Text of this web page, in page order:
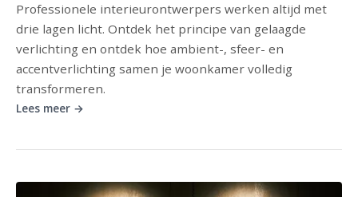
Professionele interieurontwerpers werken altijd met
drie lagen licht. Ontdek het principe van gelaagde
verlichting en ontdek hoe ambient-, sfeer- en
accentverlichting samen je woonkamer volledig
transformeren.
Lees meer →